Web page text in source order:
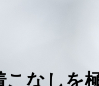
こなしを